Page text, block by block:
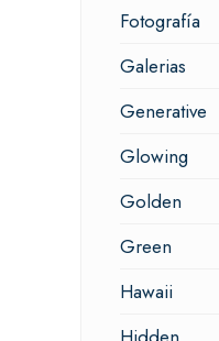
Fotografía
Galerias
Generative
Glowing
Golden
Green
Hawaii